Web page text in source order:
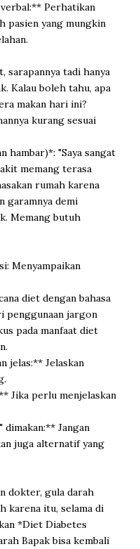
Perhatikan
pasien yang mungkin
sarapannya tadi hanya
Kalau boleh tahu, apa
makan hari ini?
kurang sesuai
hambar)*: "Saya sangat
memang terasa
rumah karena
garamnya demi
Memang butuh
Menyampaikan
diet dengan bahasa
penggunaan jargon
pada manfaat diet
jelas:** Jelaskan
Jika perlu menjelaskan
Jangan
juga alternatif yang
dokter, gula darah
karena itu, selama di
*Diet Diabetes
Bapak bisa kembali